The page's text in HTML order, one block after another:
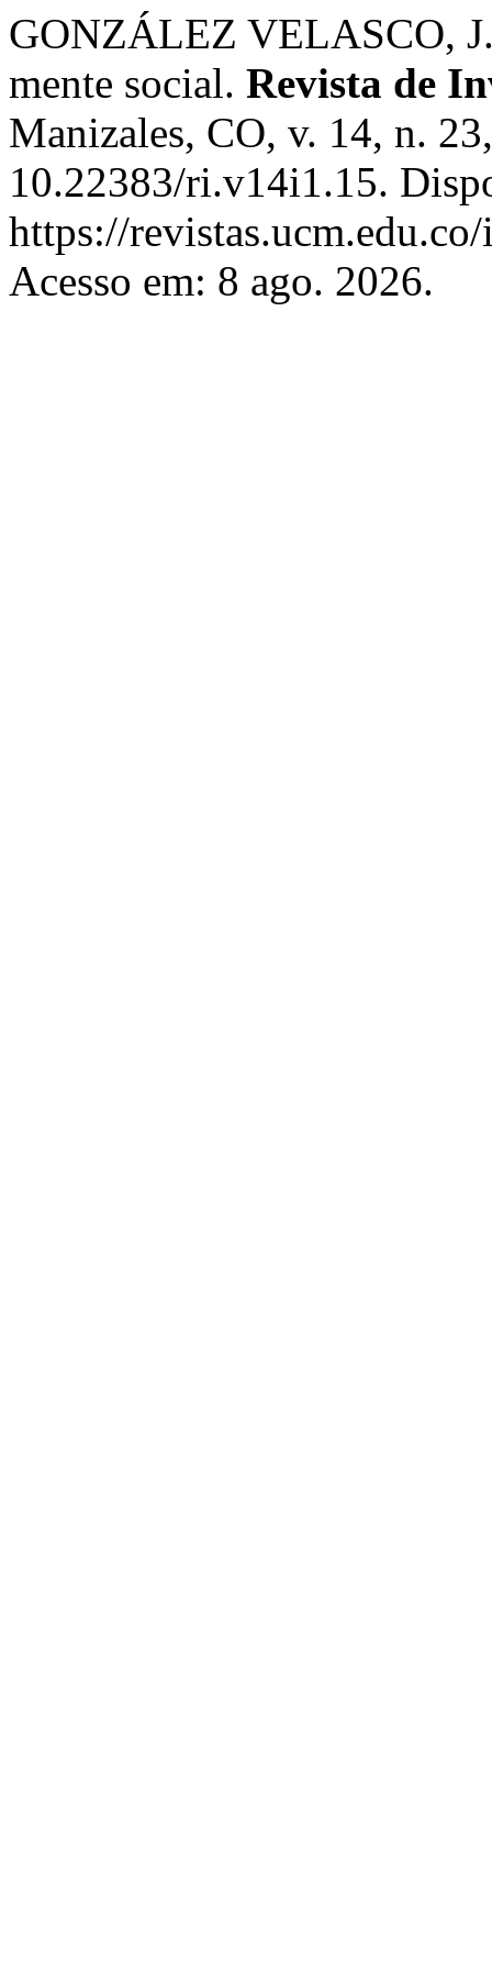
GONZÁLEZ VELASCO,
mente social. Revista de
Manizales, CO, v. 14, n.
10.22383/ri.v14i1.15.
https://
Acesso em: 8 ago. 2026.